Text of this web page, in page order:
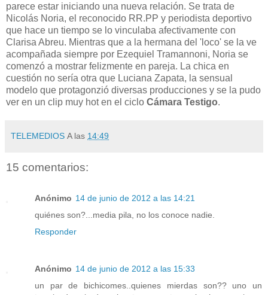
parece estar iniciando una nueva relación. Se trata de
Nicolás Noria, el reconocido RR.PP y periodista deportivo
que hace un tiempo se lo vinculaba afectivamente con
Clarisa Abreu. Mientras que a la hermana del 'loco' se la ve
acompañada siempre por Ezequiel Tramannoni, Noria se
comenzó a mostrar felizmente en pareja. La chica en
cuestión no sería otra que Luciana Zapata, la sensual
modelo que protagonzió diversas producciones y se la pudo
ver en un clip muy hot en el ciclo Cámara Testigo.
TELEMEDIOS A las 14:49
15 comentarios:
Anónimo 14 de junio de 2012 a las 14:21
quiénes son?...media pila, no los conoce nadie.
Responder
Anónimo 14 de junio de 2012 a las 15:33
un par de bichicomes..quienes mierdas son?? uno un